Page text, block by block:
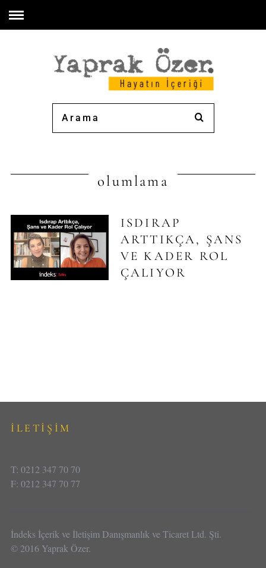
olumlama
ISDIRAP
ARTTIKÇA, ŞANS
VE KADER ROL
ÇALIYOR
İLETİŞİM
T: 0212 347 70 70
F: 0212 347 70 77
İndeks İçerik ve İletişim Danışmanlık ve Ticaret Ltd. Şti.
© 2016 Yaprak Özer.